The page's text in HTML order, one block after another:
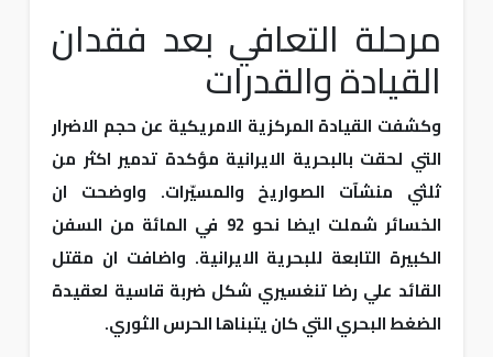
مرحلة التعافي بعد فقدان
القيادة والقدرات
وكشفت القيادة المركزية الامريكية عن حجم الاضرار
التي لحقت بالبحرية الايرانية مؤكدة تدمير اكثر من
ثلثي منشآت الصواريخ والمسيّرات. واوضحت ان
الخسائر شملت ايضا نحو 92 في المائة من السفن
الكبيرة التابعة للبحرية الايرانية. واضافت ان مقتل
القائد علي رضا تنغسيري شكل ضربة قاسية لعقيدة
الضغط البحري التي كان يتبناها الحرس الثوري.